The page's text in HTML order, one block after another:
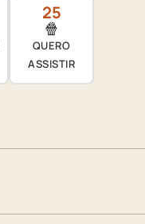
25
🍿
QUERO
ASSISTIR